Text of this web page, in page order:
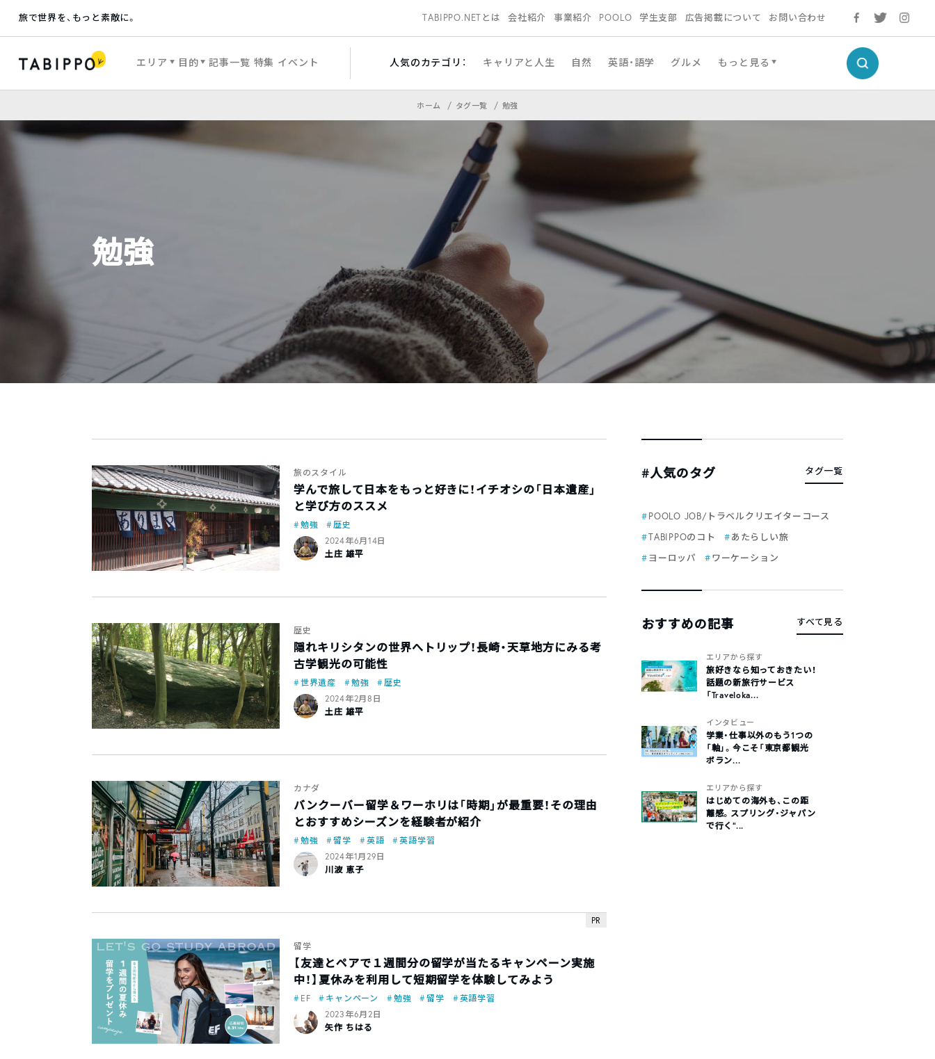
旅で世界を、もっと素敵に。 TABIPPO.NETとは 会社紹介 事業紹介 POOLO 学生支部 広告掲載について お問い合わせ
エリア 目的 記事一覧 特集 イベント 人気のカテゴリ： キャリアと人生 自然 英語・語学 グルメ もっと見る
ホーム タグ一覧 勉強
勉強
旅のスタイル
学んで旅して日本をもっと好きに！イチオシの「日本遺産」
と学び方のススメ
勉強
歴史
2024年6月14日
土庄 雄平
歴史
隠れキリシタンの世界へトリップ！長崎・天草地方にみる考
古学観光の可能性
世界遺産 勉強
歴史
2024年2月8日
土庄 雄平
カナダ
バンクーバー留学＆ワーホリは「時期」が最重要！その理由
とおすすめシーズンを経験者が紹介
勉強 留学 英語
英語学習
2024年1月29日
川波 恵子
PR
留学
【友達とペアで１週間分の留学が当たるキャンペーン実施
中！】夏休みを利用して短期留学を体験してみよう
EF キャンペーン 勉強 留学
英語学習
2023年6月2日
矢作 ちはる
#人気のタグ タグ一覧
POOLO JOB/トラベルクリエイターコース
TABIPPOのコト
あたらしい旅
ヨーロッパ
ワーケーション
おすすめの記事 すべて見る
エリアから探す
旅好きなら知っておきたい！
話題の新旅行サービス
「Traveloka...
インタビュー
学業・仕事以外のもう1つの
「軸」。今こそ「東京都観光
ボラン...
エリアから探す
はじめての海外も、この距
離感。スプリング・ジャパン
で行く“...